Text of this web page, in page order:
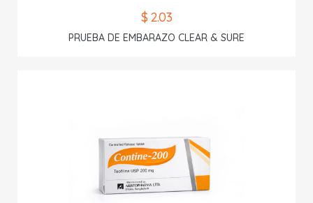
$ 2.03
PRUEBA DE EMBARAZO CLEAR & SURE